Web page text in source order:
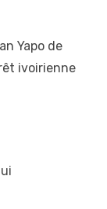
Yapo de
ivoirienne